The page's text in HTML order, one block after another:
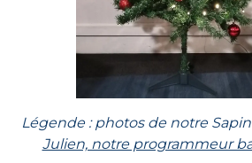
Légende : photos de notre
Julien, notre programmeur